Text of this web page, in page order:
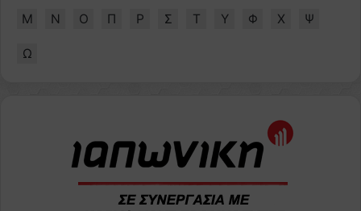
Μ Ν Ο Π Ρ Σ Τ Υ Φ Χ Ψ
Ω